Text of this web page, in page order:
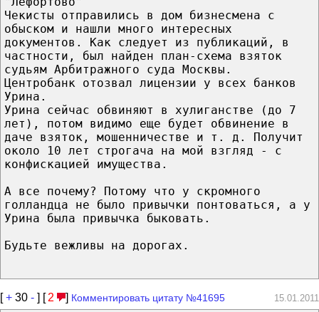
Чекисты отправились в дом бизнесмена с
обыском и нашли много интересных
документов. Как следует из публикаций, в
частности, был найден план-схема взяток
судьям Арбитражного суда Москвы.
Центробанк отозвал лицензии у всех банков
Урина.
Урина сейчас обвиняют в хулиганстве (до 7
лет), потом видимо еще будет обвинение в
даче взяток, мошенничестве и т. д. Получит
около 10 лет строгача на мой взгляд - с
конфискацией имущества.
А все почему? Потому что у скромного
голландца не было привычки понтоваться, а у
Урина была привычка быковать.
Будьте вежливы на дорогах.
[+ 30 - ] [ 2 ] Комментировать цитату №41695 15.01.2011